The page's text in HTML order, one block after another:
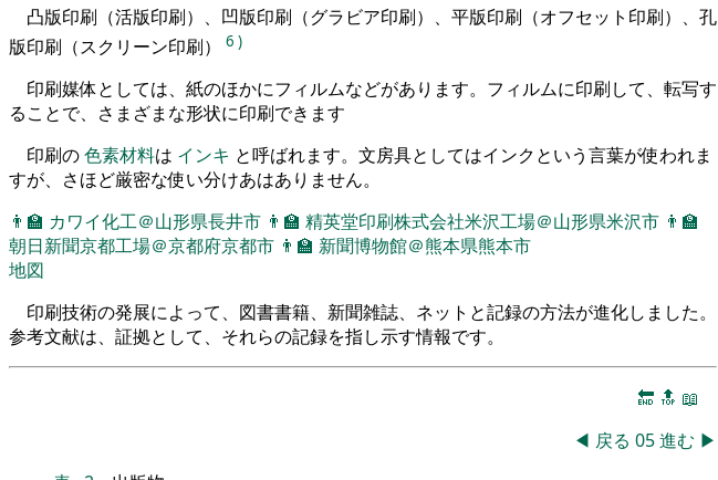
凸版印刷（活版印刷）、凹版印刷（グラビア印刷）、平版印刷（オフセット印刷）、孔
版印刷（スクリーン印刷）
6 )
印刷媒体としては、紙のほかにフィルムなどがあります。フィルムに印刷して、転写す
ることで、さまざまな形状に印刷できます
印刷の色素材料は インキ と呼ばれます。文房具としてはインクという言葉が使われま
すが、さほど厳密な使い分けあはありません。
👨‍🏫 カワイ化工＠山形県長井市 👨‍🏫 精英堂印刷株式会社米沢工場＠山形県米沢市 👨‍🏫
朝日新聞京都工場＠京都府京都市 👨‍🏫 新聞博物館＠熊本県熊本市
地図
印刷技術の発展によって、図書書籍、新聞雑誌、ネットと記録の方法が進化しました。
参考文献は、証拠として、それらの記録を指し示す情報です。
🔚 🔝 📖
◀ 戻る 05進む ▶